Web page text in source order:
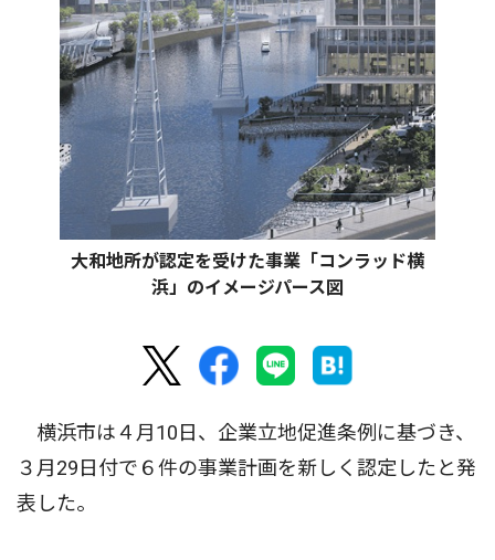
大和地所が認定を受けた事業「コンラッド横
浜」のイメージパース図
横浜市は４月10日、企業立地促進条例に基づき、
３月29日付で６件の事業計画を新しく認定したと発
表した。